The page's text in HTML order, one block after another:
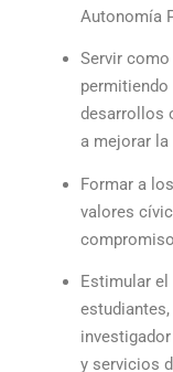
Autonomía
Servir
desarrollos
a mejorar
Formar a
valores
Estimular
y servicios